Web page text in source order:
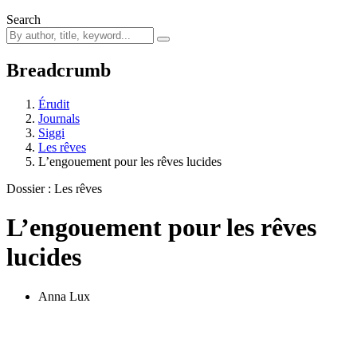
Search
Breadcrumb
Érudit
Journals
Siggi
Les rêves
L’engouement pour les rêves lucides
Dossier : Les rêves
L’engouement pour les rêves
lucides
Anna Lux